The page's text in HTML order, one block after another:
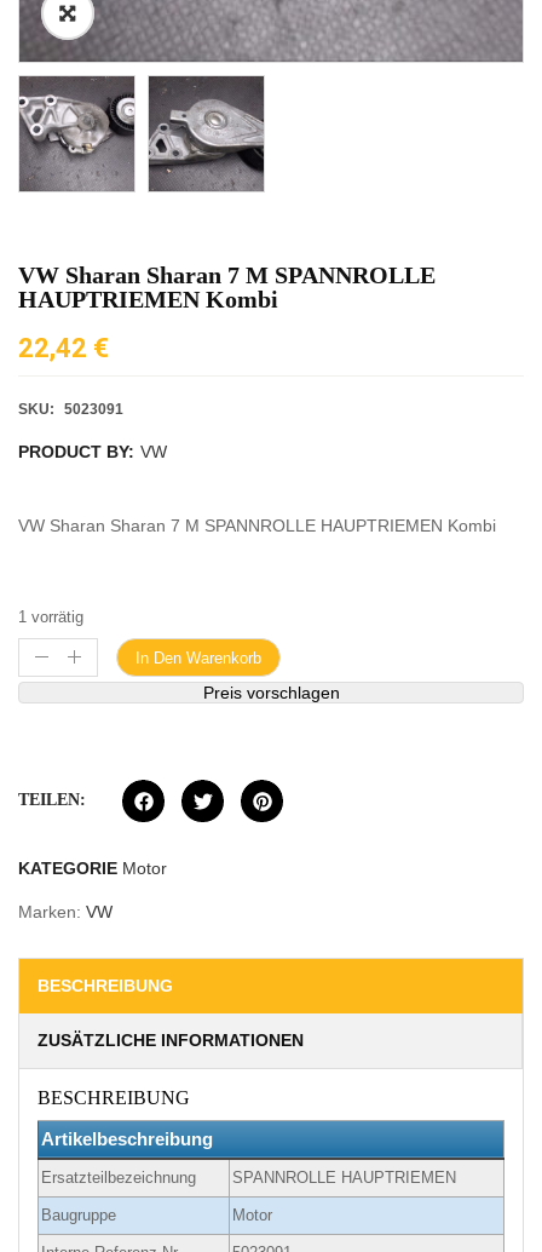
VW Sharan Sharan 7 M SPANNROLLE
HAUPTRIEMEN Kombi
22,42 €
SKU: 5023091
PRODUCT BY: VW
VW Sharan Sharan 7 M SPANNROLLE HAUPTRIEMEN Kombi
1 vorrätig
In Den Warenkorb
Preis vorschlagen
TEILEN:
KATEGORIE Motor
Marken: VW
BESCHREIBUNG
ZUSÄTZLICHE INFORMATIONEN
BESCHREIBUNG
Artikelbeschreibung
Ersatzteilbezeichnung SPANNROLLE HAUPTRIEMEN
Baugruppe Motor